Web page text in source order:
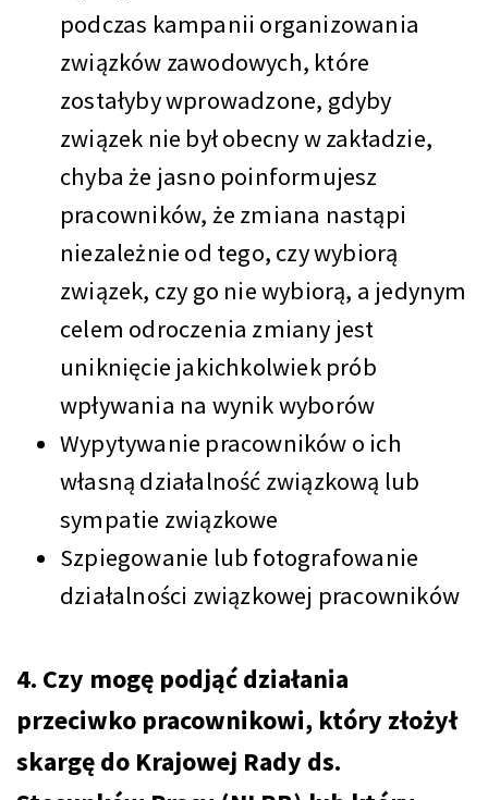
podczas kampanii organizowania
związków zawodowych, które
zostałyby wprowadzone, gdyby
związek nie był obecny w zakładzie,
chyba że jasno poinformujesz
pracowników, że zmiana nastąpi
niezależnie od tego, czy wybiorą
związek, czy go nie wybiorą, a jedynym
celem odroczenia zmiany jest
uniknięcie jakichkolwiek prób
wpływania na wynik wyborów
Wypytywanie pracowników o ich
własną działalność związkową lub
sympatie związkowe
Szpiegowanie lub fotografowanie
działalności związkowej pracowników
4. Czy mogę podjąć działania
przeciwko pracownikowi, który złożył
skargę do Krajowej Rady ds.